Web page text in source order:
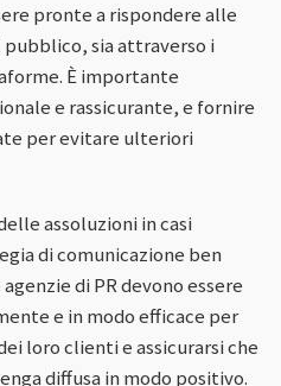
pronte a rispondere alle
sia attraverso i
È importante
e rassicurante, e fornire
per evitare ulteriori
assoluzioni in casi
di comunicazione ben
di PR devono essere
e in modo efficace per
loro clienti e assicurarsi che
diffusa in modo positivo.